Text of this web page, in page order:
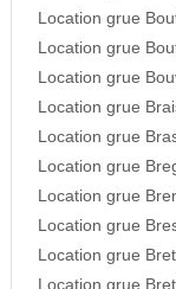
Location grue
Location grue
Location grue
Location grue
Location grue
Location grue
Location grue
Location grue
Location grue
Location grue